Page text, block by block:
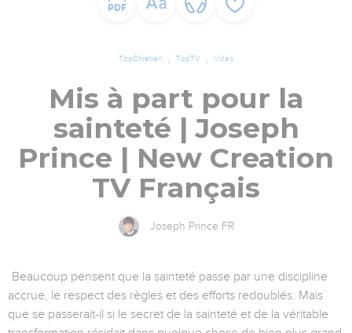
TopChrétien TopTV Vidéo
Mis à part pour la
sainteté | Joseph
Prince | New Creation
TV Français
Joseph Prince FR
Beaucoup pensent que la sainteté passe par une discipline
accrue, le respect des règles et des efforts redoublés. Mais
que se passerait-il si le secret de la sainteté et de la véritable